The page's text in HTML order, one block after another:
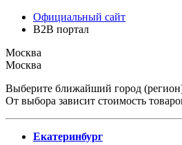
Официальный сайт
B2B портал
Москва
Москва
Выберите ближайший город
От выбора зависит стоимость
Екатеринбург